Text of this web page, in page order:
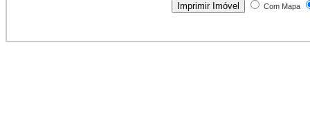
Com Mapa